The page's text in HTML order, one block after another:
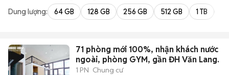
Dung lượng: 64 GB 128 GB 256 GB 512 GB 1 TB
71 phòng mới 100%, nhận khách nước
ngoài, phòng GYM, gần ĐH Văn Lang.
1 PN Chung cư